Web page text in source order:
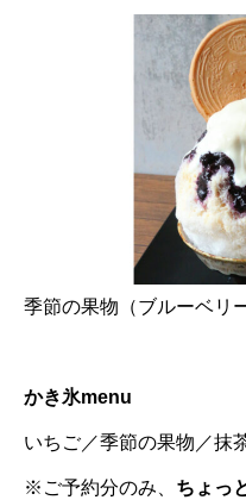
季節の果物（ブルーベリ
かき氷menu
いちご／季節の果物／抹
※ご予約分のみ、 ちょっ